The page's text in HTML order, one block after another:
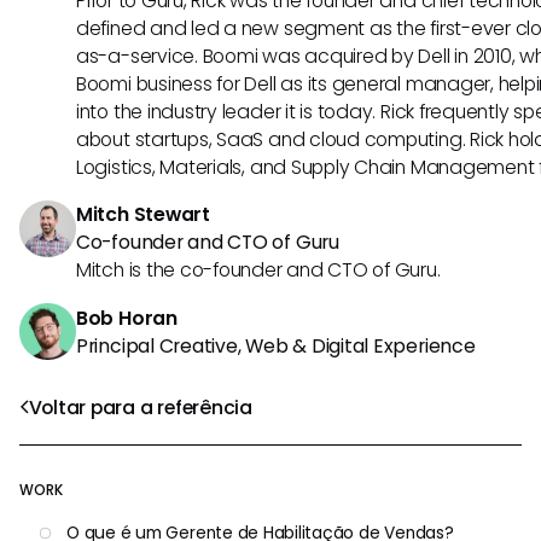
Voltar para a referência
WORK
O que é um Gerente de Habilitação de Vendas?
defined and led a new segment as the first-ever
as-a-service. Boomi was acquired by Dell in 2010,
Boomi business for Dell as its general manager,
into the industry leader it is today. Rick frequently
about startups, SaaS and cloud computing. Rick
Logistics, Materials, and Supply Chain Management
Mitch Stewart
Co-founder and CTO of Guru
Mitch is the co-founder and CTO of Guru.
Bob Horan
Principal Creative, Web & Digital Experience